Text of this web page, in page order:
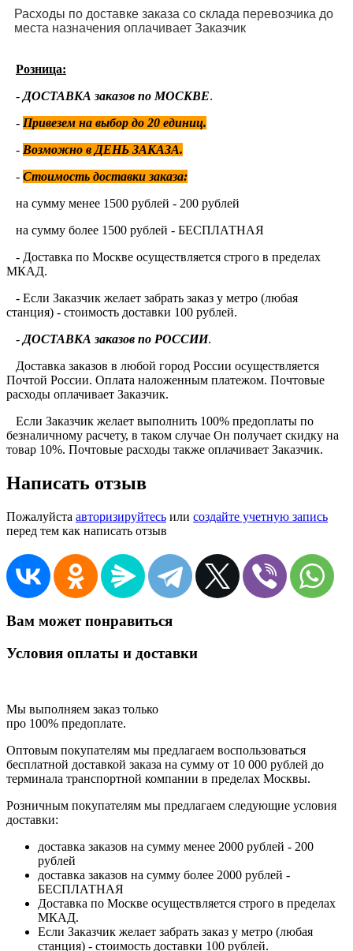
Расходы по доставке заказа со склада перевозчика до
места назначения оплачивает Заказчик
Розница:
- ДОСТАВКА заказов по МОСКВЕ.
- Привезем на выбор до 20 единиц.
- Возможно в ДЕНЬ ЗАКАЗА.
- Стоимость доставки заказа:
на сумму менее 1500 рублей - 200 рублей
на сумму более 1500 рублей - БЕСПЛАТНАЯ
- Доставка по Москве осуществляется строго в пределах
МКАД.
- Если Заказчик желает забрать заказ у метро (любая
станция) - стоимость доставки 100 рублей.
- ДОСТАВКА заказов по РОССИИ.
Доставка заказов в любой город России осуществляется
Почтой России. Оплата наложенным платежом. Почтовые
расходы оплачивает Заказчик.
Если Заказчик желает выполнить 100% предоплаты по
безналичному расчету, в таком случае Он получает скидку на
товар 10%. Почтовые расходы также оплачивает Заказчик.
Написать отзыв
Пожалуйста авторизируйтесь или создайте учетную запись
перед тем как написать отзыв
Вам может понравиться
Условия оплаты и доставки
Мы выполняем заказ только
про 100% предоплате.
Оптовым покупателям мы предлагаем воспользоваться
бесплатной доставкой заказа на сумму от 10 000 рублей до
терминала транспортной компании в пределах Москвы.
Розничным покупателям мы предлагаем следующие условия
доставки:
доставка заказов на сумму менее 2000 рублей - 200
рублей
доставка заказов на сумму более 2000 рублей -
БЕСПЛАТНАЯ
Доставка по Москве осуществляется строго в пределах
МКАД.
Если Заказчик желает забрать заказ у метро (любая
станция) - стоимость доставки 100 рублей.